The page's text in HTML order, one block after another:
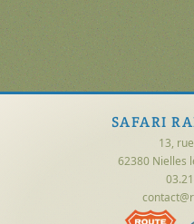
SAFARI
13,
62380 Nielles